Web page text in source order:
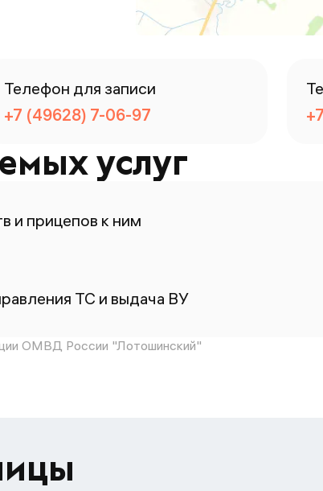
Телефон для записи
+7 (49628) 7-06-97
услуг
и прицепов к ним
ТС и выдача ВУ
ОМВД России "Лотошинский"